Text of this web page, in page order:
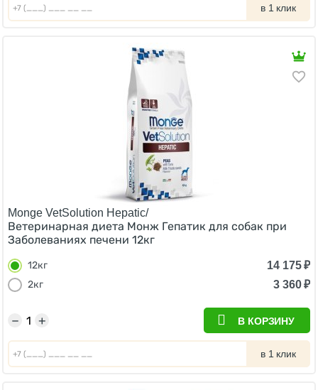
в 1 клик
Monge VetSolution Hepatic/
Ветеринарная диета Монж Гепатик для собак при
Заболеваниях печени 12кг
12кг 14 175₽
2кг
3 360₽
+
− В КОРЗИНУ
в 1 клик